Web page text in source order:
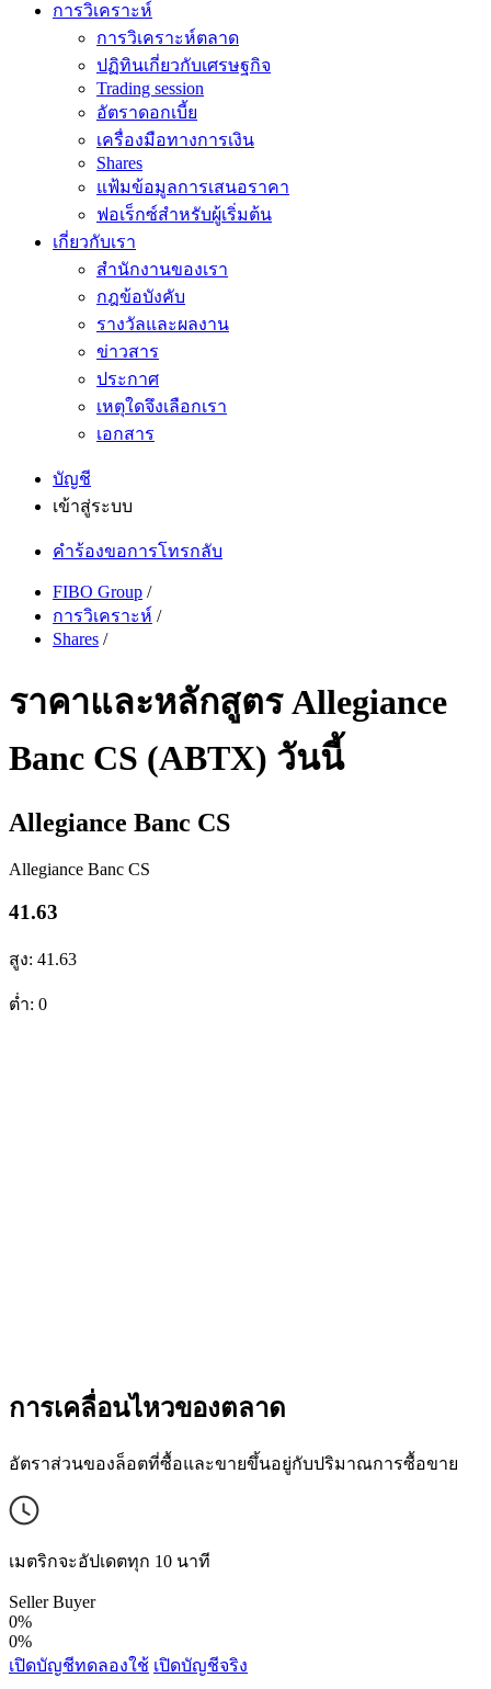
การวิเคราะห์
การวิเคราะห์ตลาด
ปฏิทินเกี่ยวกับเศรษฐกิจ
Trading session
อัตราดอกเบี้ย
เครื่องมือทางการเงิน
Shares
แฟ้มข้อมูลการเสนอราคา
ฟอเร็กซ์สำหรับผู้เริ่มต้น
เกี่ยวกับเรา
สำนักงานของเรา
กฎข้อบังคับ
รางวัลและผลงาน
ข่าวสาร
ประกาศ
เหตุใดจึงเลือกเรา
เอกสาร
บัญชี
เข้าสู่ระบบ
คำร้องขอการโทรกลับ
FIBO Group /
การวิเคราะห์ /
Shares /
ราคาและหลักสูตร Allegiance
Banc CS (ABTX) วันนี้
Allegiance Banc CS
Allegiance Banc CS
41.63
สูง: 41.63
ต่ำ: 0
การเคลื่อนไหวของตลาด
อัตราส่วนของล็อตที่ซื้อและขายขึ้นอยู่กับปริมาณการซื้อขาย
เมตริกจะอัปเดตทุก 10 นาที
Seller Buyer
0%
0%
เปิดบัญชีทดลองใช้ เปิดบัญชีจริง